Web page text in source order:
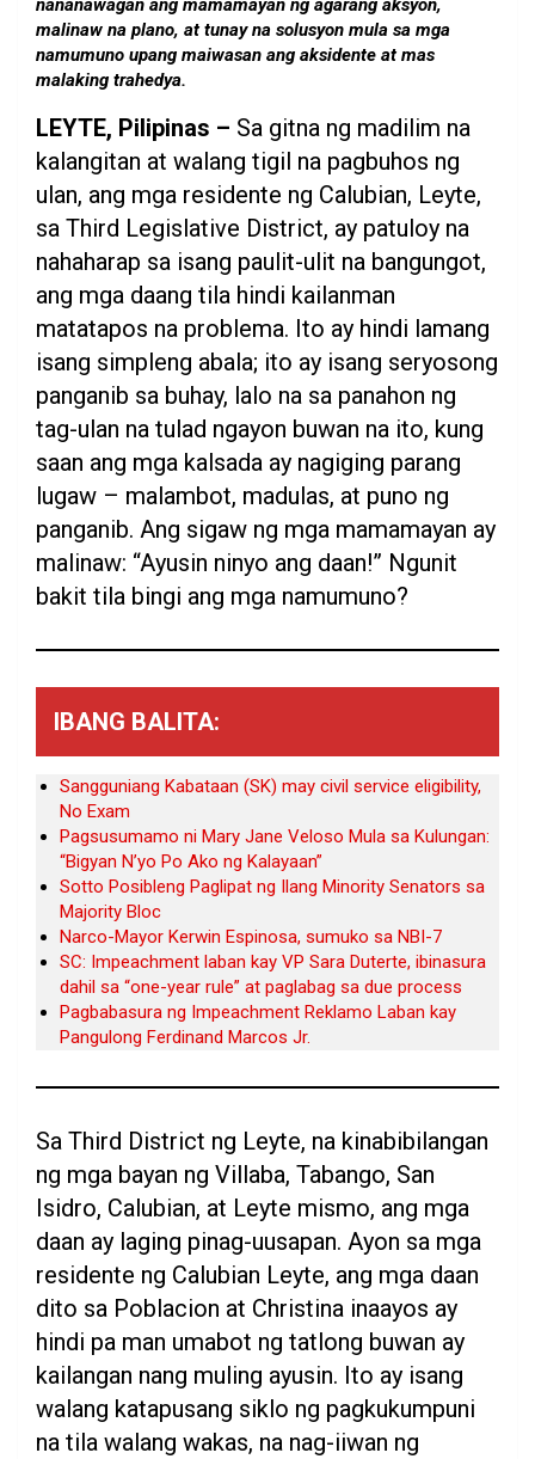
nananawagan ang mamamayan ng agarang aksyon,
malinaw na plano, at tunay na solusyon mula sa mga
namumuno upang maiwasan ang aksidente at mas
malaking trahedya.
LEYTE, Pilipinas – Sa gitna ng madilim na
kalangitan at walang tigil na pagbuhos ng
ulan, ang mga residente ng Calubian, Leyte,
sa Third Legislative District, ay patuloy na
nahaharap sa isang paulit-ulit na bangungot,
ang mga daang tila hindi kailanman
matatapos na problema. Ito ay hindi lamang
isang simpleng abala; ito ay isang seryosong
panganib sa buhay, lalo na sa panahon ng
tag-ulan na tulad ngayon buwan na ito, kung
saan ang mga kalsada ay nagiging parang
lugaw – malambot, madulas, at puno ng
panganib. Ang sigaw ng mga mamamayan ay
malinaw: “Ayusin ninyo ang daan!” Ngunit
bakit tila bingi ang mga namumuno?
IBANG BALITA:
Sangguniang Kabataan (SK) may civil service eligibility,
No Exam
Pagsusumamo ni Mary Jane Veloso Mula sa Kulungan:
“Bigyan N’yo Po Ako ng Kalayaan”
Sotto Posibleng Paglipat ng Ilang Minority Senators sa
Majority Bloc
Narco-Mayor Kerwin Espinosa, sumuko sa NBI-7
SC: Impeachment laban kay VP Sara Duterte, ibinasura
dahil sa “one-year rule” at paglabag sa due process
Pagbabasura ng Impeachment Reklamo Laban kay
Pangulong Ferdinand Marcos Jr.
Sa Third District ng Leyte, na kinabibilangan
ng mga bayan ng Villaba, Tabango, San
Isidro, Calubian, at Leyte mismo, ang mga
daan ay laging pinag-uusapan. Ayon sa mga
residente ng Calubian Leyte, ang mga daan
dito sa Poblacion at Christina inaayos ay
hindi pa man umabot ng tatlong buwan ay
kailangan nang muling ayusin. Ito ay isang
walang katapusang siklo ng pagkukumpuni
na tila walang wakas, na nag-iiwan ng